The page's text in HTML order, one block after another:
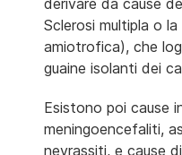
derivare da cause
Sclerosi multipla o
amiotrofica), che
guaine isolanti dei
Esistono poi cause
meningoencefaliti,
nevrassiti, e cause